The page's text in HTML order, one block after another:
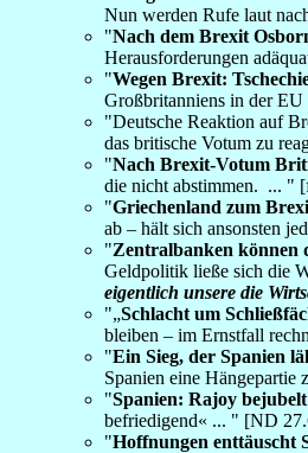
Nun werden Rufe laut
"Nach dem Brexit
Herausforderungen
"Wegen Brexit:
Großbritanniens in der
"Deutsche Reaktion auf
das britische Votum zu
"Nach Brexit-Votum
die nicht abstimmen. ... "
"Griechenland zum
ab – hält sich ansonsten
"Zentralbanken können
Geldpolitik ließe sich die
eigentlich unsere die
"„Schlacht um
bleiben – im Ernstfall
"Ein Sieg, der Spanien
Spanien eine
"Spanien: Rajoy
befriedigend« ... " [ND
"Hoffnungen enttäuscht